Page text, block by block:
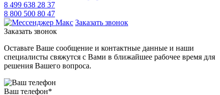
8 499 638 28 37
8 800 500 80 47
Заказать звонок
Заказать звонок
Оставьте Ваше сообщение и контактные данные и наши
специалисты свяжутся с Вами в ближайшее рабочее время для
решения Вашего вопроса.
Ваш телефон*